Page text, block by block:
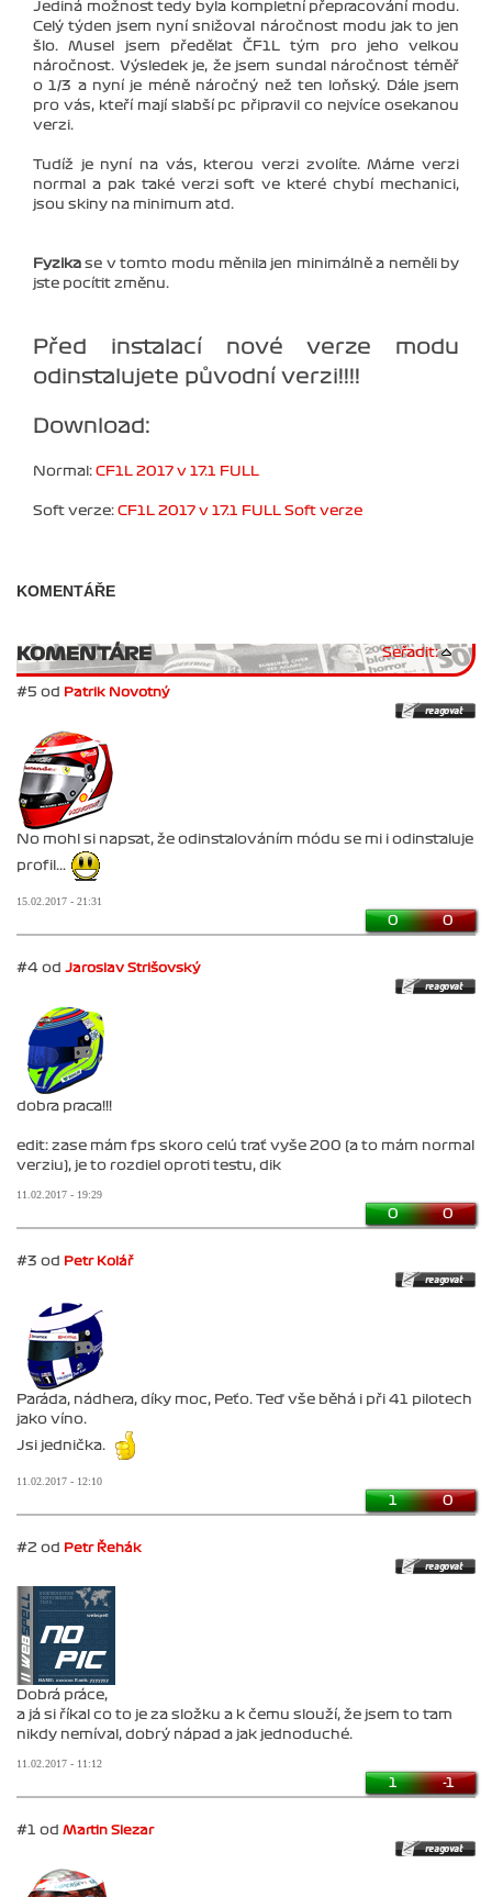
Jediná možnost tedy byla kompletní přepracování modu.
Celý týden jsem nyní snižoval náročnost modu jak to jen
šlo. Musel jsem předělat ČF1L tým pro jeho velkou
náročnost. Výsledek je, že jsem sundal náročnost téměř
o 1/3 a nyní je méně náročný než ten loňský. Dále jsem
pro vás, kteří mají slabší pc připravil co nejvíce osekanou
verzi.
Tudíž je nyní na vás, kterou verzi zvolíte. Máme verzi
normal a pak také verzi soft ve které chybí mechanici,
jsou skiny na minimum atd.
Fyzikase v tomto modu měnila jen minimálně a neměli by
jste pocítit změnu.
Před instalací nové verze modu
odinstalujete původní verzi!!!!
Download:
Normal: CF1L 2017 v 17.1 FULL
Soft verze: CF1L 2017 v 17.1 FULL Soft verze
KOMENTÁŘE
KOMENTÁRE Seřadit:
#5 od Patrik Novotný
No mohl si napsat, že odinstalováním módu se mi i odinstaluje
profil...
15.02.2017 - 21:31
0 0
#4 od Jaroslav Strišovský
dobra praca!!!
edit: zase mám fps skoro celú trať vyše 200 (a to mám normal
verziu), je to rozdiel oproti testu, dik
11.02.2017 - 19:29
0 0
#3 od Petr Kolář
Paráda, nádhera, díky moc, Peťo. Teď vše běhá i při 41 pilotech
jako víno.
Jsi jednička.
11.02.2017 - 12:10
1 0
#2 od Petr Řehák
Dobrá práce,
a já si říkal co to je za složku a k čemu slouží, že jsem to tam
nikdy nemíval, dobrý nápad a jak jednoduché.
11.02.2017 - 11:12
1 -1
#1 od Martin Slezar